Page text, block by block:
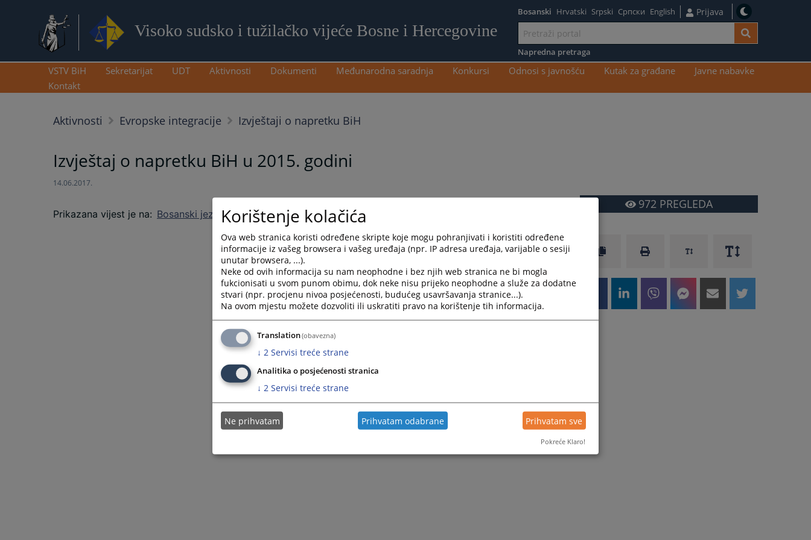
Visoko sudsko i tužilačko vijeće Bosne i Hercegovine
sadržaj
Bosanski Hrvatski Srpski Српски English Prijava
Napredna pretraga
VSTV BiH Sekretarijat UDT Aktivnosti Dokumenti Međunarodna saradnja Konkursi Odnosi s javnošću Kutak za građane
Javne nabavke
Kontakt
Aktivnosti Evropske integracije Izvještaji o napretku BiH
Izvještaj o napretku BiH u 2015. godini
14.06.2017.
Prikazana vijest je na: Bosanski jezik
972PREGLEDA
Korištenje kolačića
Ova web stranica koristi određene skripte koje mogu pohranjivati i koristiti određene
informacije iz vašeg browsera i vašeg uređaja (npr. IP adresa uređaja, varijable o sesiji
unutar browsera, ...).
Neke od ovih informacija su nam neophodne i bez njih web stranica ne bi mogla
fukcionisati u svom punom obimu, dok neke nisu prijeko neophodne a služe za dodatne
stvari (npr. procjenu nivoa posjećenosti, budućeg usavršavanja stranice...).
Na ovom mjestu možete dozvoliti ili uskratiti pravo na korištenje tih informacija.
Translation(obavezna)
↓ 2 Servisi treće strane
Analitika o posjećenosti stranica
↓ 2 Servisi treće strane
Ne prihvatam Prihvatam odabrane Prihvatam sve
Pokreće Klaro!